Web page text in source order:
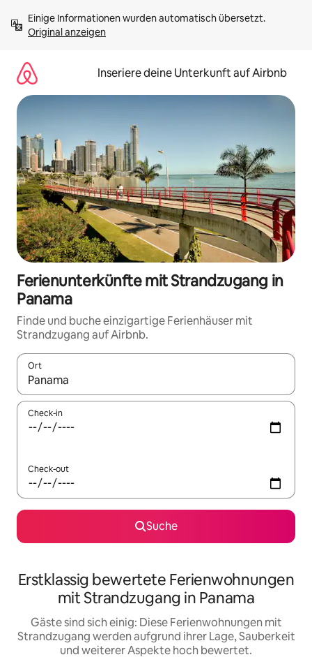
Inhalten
springenOriginal anzeigen
Inseriere deine Unterkunft auf Airbnb
Ferienunterkünfte mit Strandzugang in
Panama
Finde und buche einzigartige Ferienhäuser mit
Strandzugang auf Airbnb.
Ort
Wenn Ergebnisse verfügbar sind, navigiere mit den
Check-in
Check-out
Suche
Erstklassig bewertete Ferienwohnungen
mit Strandzugang in Panama
Gäste sind sich einig: Diese Ferienwohnungen mit
Strandzugang werden aufgrund ihrer Lage, Sauberkeit
und weiterer Aspekte hoch bewertet.